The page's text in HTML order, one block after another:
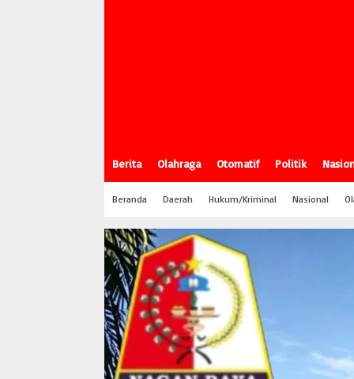
Berita Olahraga Otomatif Politik
Beranda Daerah Hukum/Kriminal Nasional